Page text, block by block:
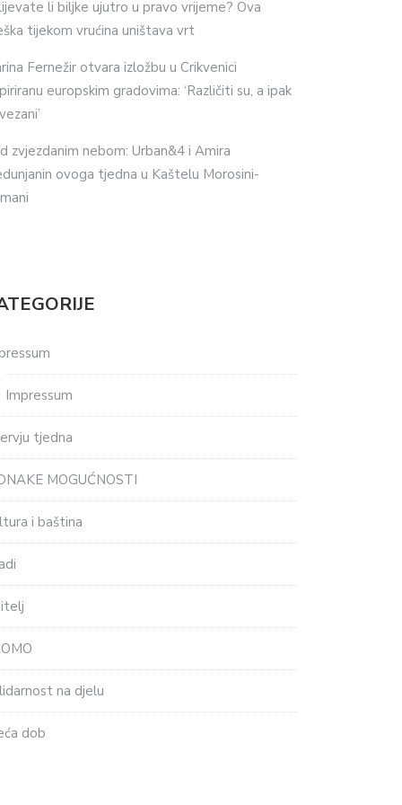
li biljke ujutro u pravo vrijeme? Ova
tijekom vrućina uništava vrt
Fernežir otvara izložbu u Crikvenici
europskim gradovima: ‘Različiti su, a ipak
zvjezdanim nebom: Urban&4 i Amira
ovoga tjedna u Kaštelu Morosini-
Impressum
tjedna
MOGUĆNOSTI
i baština
na djelu
dob